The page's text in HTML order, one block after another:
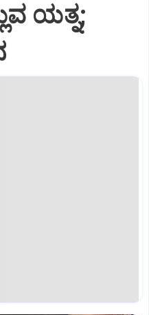
ಯತ್ನ;